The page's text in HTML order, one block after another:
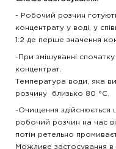
- Робочий розчин
концентрату у воді, у
1:2 де перше значення
-При змішуванні
концентрат.
Температура води, яка
розчину близько 80 °C.
-Очищення здійснюється
робочий розчин на час
потім ретельно
Можливе застосування в